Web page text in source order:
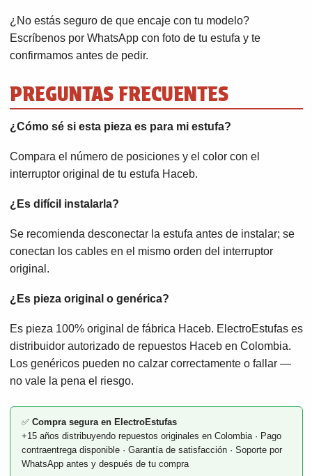
¿No estás seguro de que encaje con tu modelo?
Escríbenos por WhatsApp con foto de tu estufa y te
confirmamos antes de pedir.
PREGUNTAS FRECUENTES
¿Cómo sé si esta pieza es para mi estufa?
Compara el número de posiciones y el color con el
interruptor original de tu estufa Haceb.
¿Es difícil instalarla?
Se recomienda desconectar la estufa antes de instalar; se
conectan los cables en el mismo orden del interruptor
original.
¿Es pieza original o genérica?
Es pieza 100% original de fábrica Haceb. ElectroEstufas es
distribuidor autorizado de repuestos Haceb en Colombia.
Los genéricos pueden no calzar correctamente o fallar —
no vale la pena el riesgo.
✅ Compra segura en ElectroEstufas
+15 años distribuyendo repuestos originales en Colombia · Pago
contraentrega disponible · Garantía de satisfacción · Soporte por
WhatsApp antes y después de tu compra